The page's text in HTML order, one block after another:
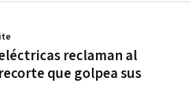
reclaman al
que golpea sus